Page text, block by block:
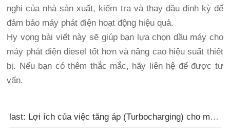
nghị của nhà sản xuất, kiểm tra và thay dầu định kỳ để
đảm bảo máy phát điện hoạt động hiệu quả.
Hy vọng bài viết này sẽ giúp bạn lựa chọn dầu máy cho
máy phát điện diesel tốt hơn và nâng cao hiệu suất thiết
bị. Nếu bạn có thêm thắc mắc, hãy liên hệ để được tư
vấn.
last: Lợi ích của việc tăng áp (Turbocharging) cho máy phát điện diesel